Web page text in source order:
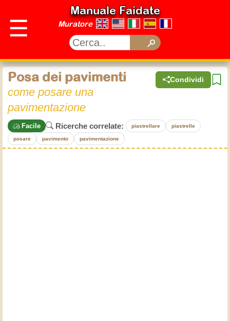
☰
Manuale Faidate
Muratore
Condividi
Posa dei pavimenti
come posare una
pavimentazione
Facile Ricerche correlate: piastrellare piastrelle
posare pavimento pavimentazione